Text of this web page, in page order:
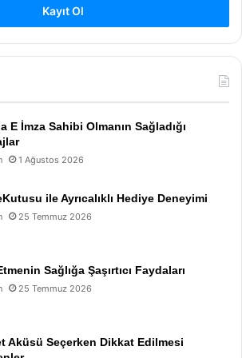
Kayıt Ol
E İmza Sahibi Olmanın Sağladığı
1 Ağustos 2026
ile Ayrıcalıklı Hediye Deneyimi
25 Temmuz 2026
Sağlığa Şaşırtıcı Faydaları
25 Temmuz 2026
Aküsü Seçerken Dikkat Edilmesi